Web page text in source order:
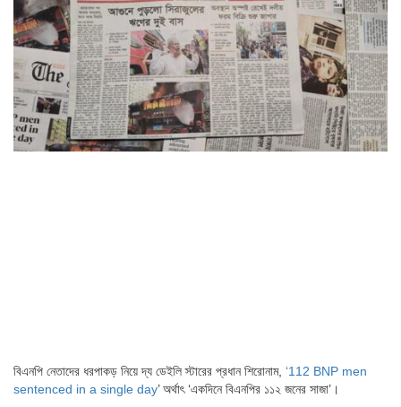
বিএনপি নেতাদের ধরপাকড় নিয়ে দ্য ডেইলি স্টারের প্রধান শিরোনাম, ‘112 BNP men
sentenced in a single day’ অর্থাৎ ‘একদিনে বিএনপির ১১২ জনের সাজা’।